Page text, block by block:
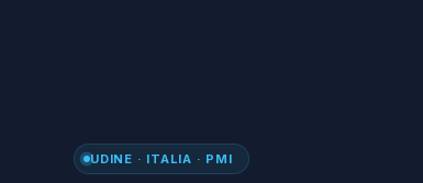
UDINE · ITALIA · PMI